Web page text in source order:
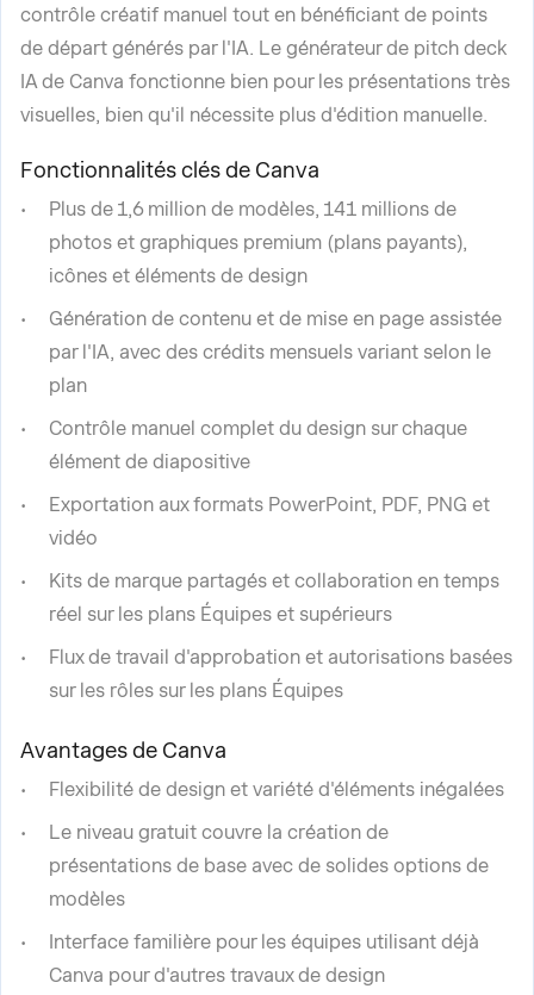
contrôle créatif manuel tout en bénéficiant de points
de départ générés par l'IA. Le générateur de pitch deck
IA de Canva fonctionne bien pour les présentations très
visuelles, bien qu'il nécessite plus d'édition manuelle.
Fonctionnalités clés de Canva
Plus de 1,6 million de modèles, 141 millions de
photos et graphiques premium (plans payants),
icônes et éléments de design
Génération de contenu et de mise en page assistée
par l'IA, avec des crédits mensuels variant selon le
plan
Contrôle manuel complet du design sur chaque
élément de diapositive
Exportation aux formats PowerPoint, PDF, PNG et
vidéo
Kits de marque partagés et collaboration en temps
réel sur les plans Équipes et supérieurs
Flux de travail d'approbation et autorisations basées
sur les rôles sur les plans Équipes
Avantages de Canva
Flexibilité de design et variété d'éléments inégalées
Le niveau gratuit couvre la création de
présentations de base avec de solides options de
modèles
Interface familière pour les équipes utilisant déjà
Canva pour d'autres travaux de design